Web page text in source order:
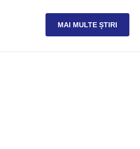
MAI MULTE ȘTIRI